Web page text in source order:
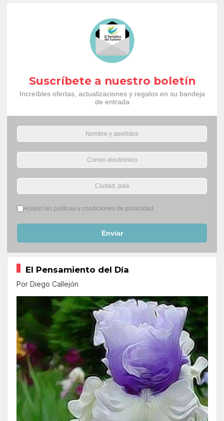
Suscríbete a nuestro boletín
Increíbles ofertas, actualizaciones y regalos en su bandeja
de entrada
Términos del servicio*
Acepto las políticas y condiciones de privacidad.
Enviar
El Pensamiento del Día
Por Diego Callejón